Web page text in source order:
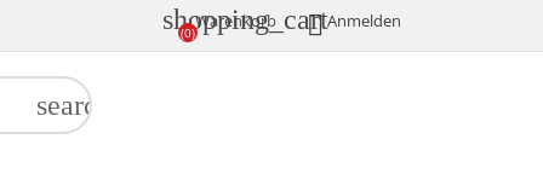
shopping_cart
Warenkorb
(0) Anmelden
search